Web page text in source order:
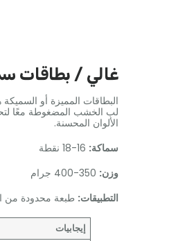
غالي / بطاقات
البطاقات المميزة أو
لب الخشب المضغوطة معًا
الألوان المحسنة.
سماكة:
وزن:
التطبيقات: طبعة محدودة من
إيجابيات